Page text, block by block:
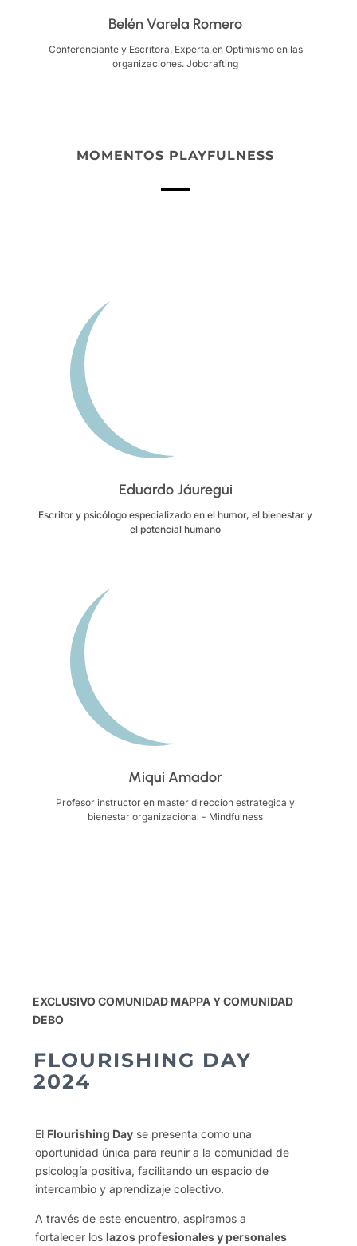
Belén Varela Romero
Conferenciante y Escritora. Experta en Optimismo en las
organizaciones. Jobcrafting
MOMENTOS PLAYFULNESS
Eduardo Jáuregui
Escritor y psicólogo especializado en el humor, el bienestar y
el potencial humano
Miqui Amador
Profesor instructor en master direccion estrategica y
bienestar organizacional - Mindfulness
EXCLUSIVO COMUNIDAD MAPPA Y COMUNIDAD
DEBO
FLOURISHING DAY
2024
El Flourishing Day se presenta como una
oportunidad única para reunir a la comunidad de
psicología positiva, facilitando un espacio de
intercambio y aprendizaje colectivo.
A través de este encuentro, aspiramos a
fortalecer los lazos profesionales y personales